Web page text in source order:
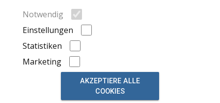
Notwendig
Einstellungen
Statistiken
Marketing
AKZEPTIERE ALLE
COOKIES
Suche
Automarken
Kürzlich angesehene Anzeigen
© 2026, powered by